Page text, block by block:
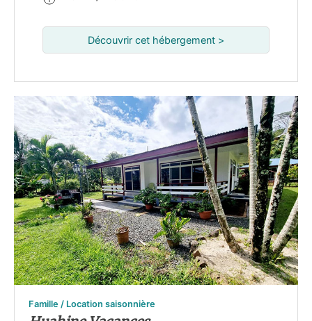
Découvrir cet hébergement >
Famille / Location saisonnière